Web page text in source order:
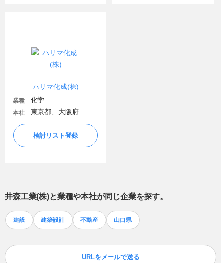
ハリマ化成(株)
業種 化学
本社 東京都、大阪府
検討リスト登録
井森工業(株)と業種や本社が同じ企業を探す。
建設 建築設計 不動産 山口県
URLをメールで送る